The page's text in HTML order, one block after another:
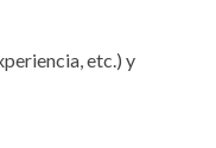
etc.) y